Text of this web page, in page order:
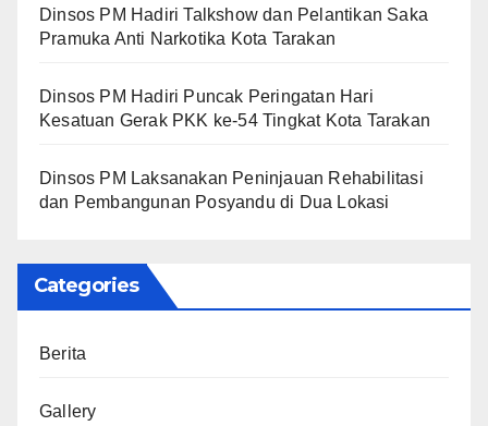
Dinsos PM Hadiri Talkshow dan Pelantikan Saka
Pramuka Anti Narkotika Kota Tarakan
Dinsos PM Hadiri Puncak Peringatan Hari
Kesatuan Gerak PKK ke-54 Tingkat Kota Tarakan
Dinsos PM Laksanakan Peninjauan Rehabilitasi
dan Pembangunan Posyandu di Dua Lokasi
Categories
Berita
Gallery